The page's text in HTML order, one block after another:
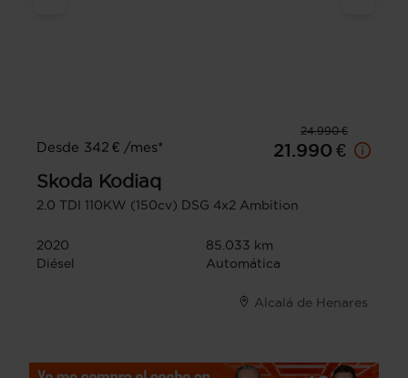
24.990 €
Desde 342 € /mes*
21.990 €
Skoda Kodiaq
2.0 TDI 110KW (150cv) DSG 4x2 Ambition
2020
85.033 km
Diésel
Automática
Alcalá de Henares